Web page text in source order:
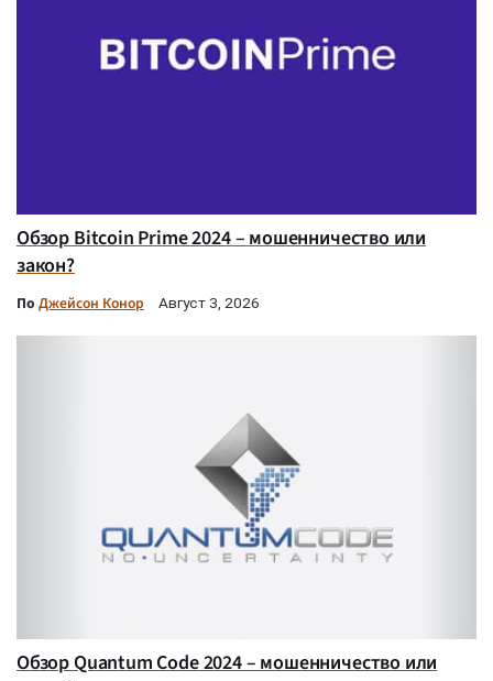
Обзор Bitcoin Prime 2024 – мошенничество или
закон?
По Джейсон Конор Август 3, 2026
Обзор Quantum Code 2024 – мошенничество или